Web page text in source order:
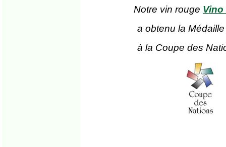
Notre vin rouge Vino
a obtenu la
à la Coupe des